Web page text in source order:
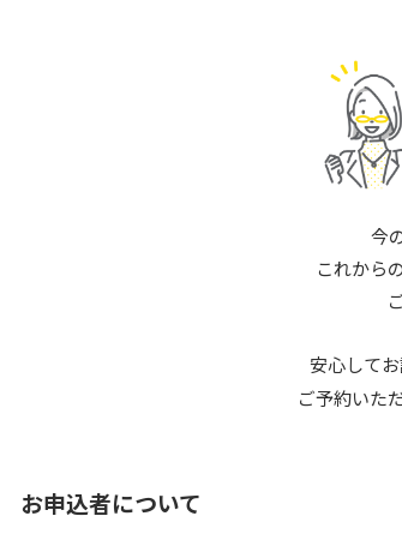
今
これから
安心して
ご予約いた
お申込者について